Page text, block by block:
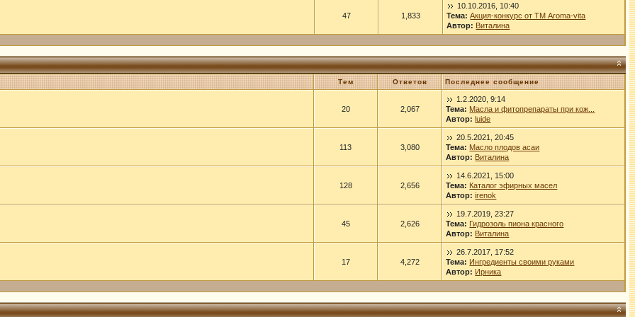
47 1,833
10.10.2016, 10:40
Тема: Акция-конкурс от ТМ Aroma-vita
Автор: Виталина
Тем Ответов Последнее сообщение
20 2,067
1.2.2020, 9:14
Тема: Масла и фитопрепараты при кож...
Автор: luide
113 3,080
20.5.2021, 20:45
Тема: Масло плодов асаи
Автор: Виталина
128 2,656
14.6.2021, 15:00
Тема: Каталог эфирных масел
Автор: irenok
45 2,626
19.7.2019, 23:27
Тема: Гидрозоль пиона красного
Автор: Виталина
17 4,272
26.7.2017, 17:52
Тема: Ингредиенты своими руками
Автор: Ирника